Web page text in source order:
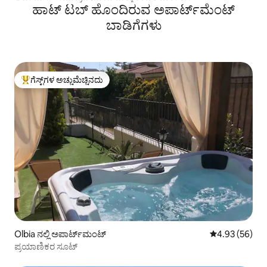
ಹಾಟ್ ಟಬ್ ಹೊಂದಿರುವ ಅಪಾರ್ಟ್‌ಮೆಂಟ್
ಬಾಡಿಗೆಗಳು
ಗೆಸ್ಟ್‌ಗಳಿಗೆ ಅತಿ ಹೆಚ್ಚು ಅಚ್ಚುಮೆಚ್ಚಿನದು
ಗೆಸ್ಟ್‌ಗಳ ಅಚ್ಚುಮೆಚ್ಚಿನದು
Olbia ನಲ್ಲಿ ಅಪಾರ್ಟ್‌ಮಂಟ್ 5 ರಲ್ಲಿ 4.93
4.93 (56)
ಪ್ರಯಾಣಿಕರ ಸೂಟ್